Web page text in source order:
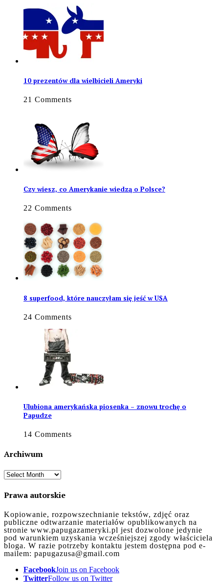
10 prezentów dla wielbicieli Ameryki
21 Comments
Czy wiesz, co Amerykanie wiedzą o Polsce?
22 Comments
8 superfood, które nauczyłam się jeść w USA
24 Comments
Ulubiona amerykańska piosenka – znowu trochę o
Papudze
14 Comments
Archiwum
Archiwum
Prawa autorskie
Kopiowanie, rozpowszechnianie tekstów, zdjęć oraz
publiczne odtwarzanie materiałów opublikowanych na
stronie www.papugazameryki.pl jest dozwolone jedynie
pod warunkiem uzyskania wcześniejszej zgody właściciela
bloga. W razie potrzeby kontaktu jestem dostępna pod e-
mailem: papugazusa@gmail.com
FacebookJoin us on Facebook
TwitterFollow us on Twitter